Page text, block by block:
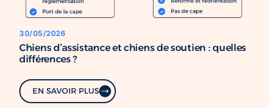
30/05/2026
Chiens d’assistance et chiens de soutien : quelles
différences ?
EN SAVOIR PLUS